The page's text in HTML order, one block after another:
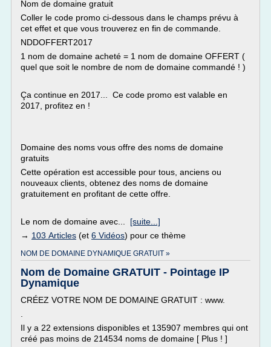
Nom de domaine gratuit
Coller le code promo ci-dessous dans le champs prévu à
cet effet et que vous trouverez en fin de commande.
NDDOFFERT2017
1 nom de domaine acheté = 1 nom de domaine OFFERT (
quel que soit le nombre de nom de domaine commandé ! )
Ça continue en 2017... Ce code promo est valable en
2017, profitez en !
Domaine des noms vous offre des noms de domaine
gratuits
Cette opération est accessible pour tous, anciens ou
nouveaux clients, obtenez des noms de domaine
gratuitement en profitant de cette offre.
Le nom de domaine avec... [suite...]
→ 103 Articles (et 6 Vidéos) pour ce thème
NOM DE DOMAINE DYNAMIQUE GRATUIT »
Nom de Domaine GRATUIT - Pointage IP
Dynamique
CRÉEZ VOTRE NOM DE DOMAINE GRATUIT : www.
Il y a 22 extensions disponibles et 135907 membres qui ont
créé pas moins de 214534 noms de domaine [ Plus ! ]